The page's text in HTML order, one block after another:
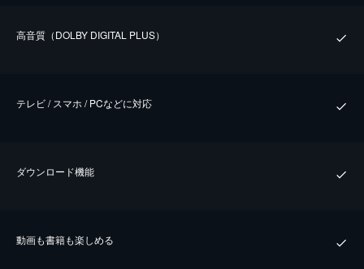
⾼⾳質（DOLBY DIGITAL PLUS）
テレビ / スマホ / PCなどに対応
ダウンロード機能
動画も書籍も楽しめる